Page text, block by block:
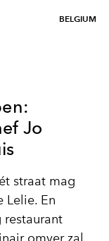
BELGIUM
Jo
straat mag
Lelie. En